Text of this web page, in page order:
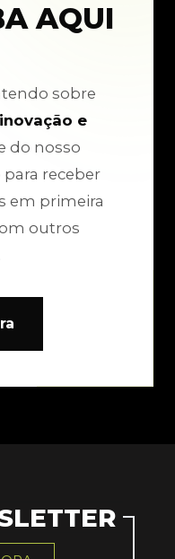
AQUI
sobre
e
do nosso
receber
em primeira
outros